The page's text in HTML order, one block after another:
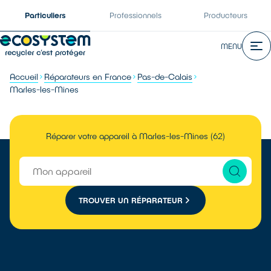
Particuliers Professionnels Producteurs
MENU
Accueil Réparateurs en France
Pas-de-Calais
Marles-les-Mines
Réparer votre appareil à Marles-les-Mines (62)
TROUVER UN RÉPARATEUR